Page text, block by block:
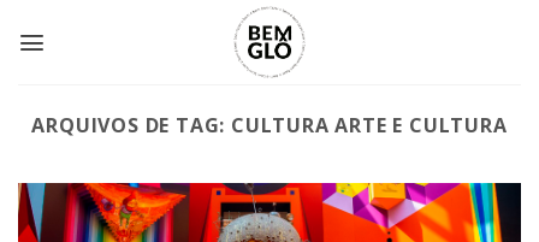
ARQUIVOS DE TAG: CULTURA ARTE E CULTURA